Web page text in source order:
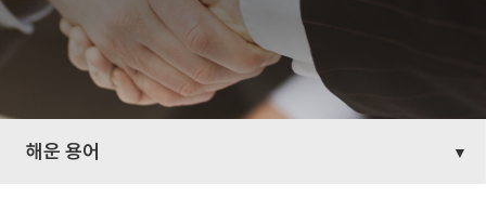
해운 용어